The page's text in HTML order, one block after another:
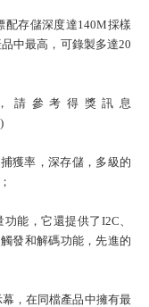
配存儲深度達140M採樣
中最高，可錄製多達20
請參考得獎訊息
獲率，深存儲，多級的
能，它還提供了I2C、
發和解碼功能，先進的
，在同檔產品中擁有最